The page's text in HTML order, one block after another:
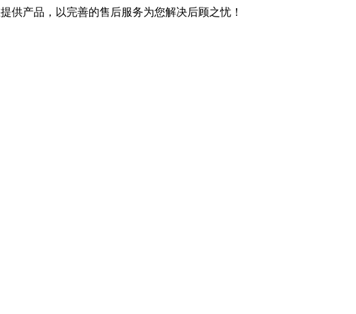
术为您提供产品，以完善的售后服务为您解决后顾之忧！